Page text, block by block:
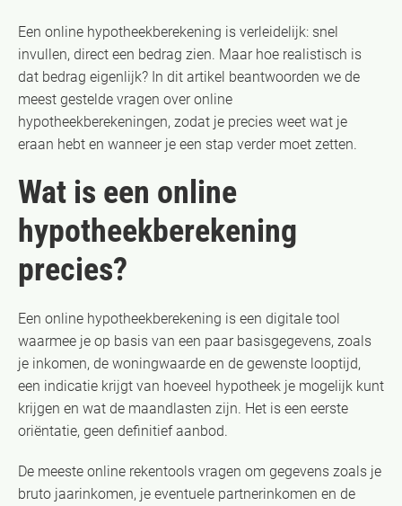
Een online hypotheekberekening is verleidelijk: snel
invullen, direct een bedrag zien. Maar hoe realistisch is
dat bedrag eigenlijk? In dit artikel beantwoorden we de
meest gestelde vragen over online
hypotheekberekeningen, zodat je precies weet wat je
eraan hebt en wanneer je een stap verder moet zetten.
Wat is een online
hypotheekberekening
precies?
Een online hypotheekberekening is een digitale tool
waarmee je op basis van een paar basisgegevens, zoals
je inkomen, de woningwaarde en de gewenste looptijd,
een indicatie krijgt van hoeveel hypotheek je mogelijk kunt
krijgen en wat de maandlasten zijn. Het is een eerste
oriëntatie, geen definitief aanbod.
De meeste online rekentools vragen om gegevens zoals je
bruto jaarinkomen, je eventuele partnerinkomen en de